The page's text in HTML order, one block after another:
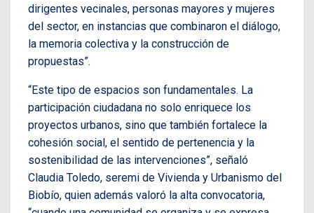
dirigentes vecinales, personas mayores y mujeres
del sector, en instancias que combinaron el diálogo,
la memoria colectiva y la construcción de
propuestas”.
“Este tipo de espacios son fundamentales. La
participación ciudadana no solo enriquece los
proyectos urbanos, sino que también fortalece la
cohesión social, el sentido de pertenencia y la
sostenibilidad de las intervenciones”, señaló
Claudia Toledo, seremi de Vivienda y Urbanismo del
Biobío, quien además valoró la alta convocatoria,